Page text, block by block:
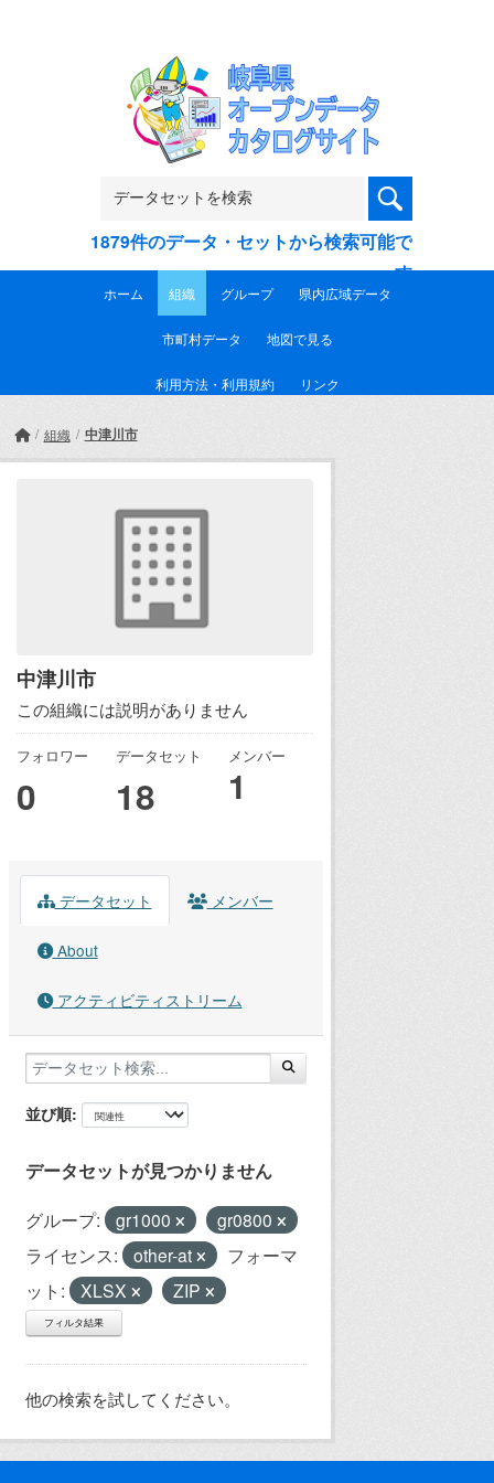
1879件のデータ・セットから検索可能で
す
ホーム 組織 グループ 県内広域データ
市町村データ 地図で見る
利用方法・利用規約 リンク
組織 中津川市
中津川市
この組織には説明がありません
フォロワー
0
データセット
18
メンバー
1
データセット メンバー
About
アクティビティストリーム
並び順
データセットが見つかりません
グループ: gr1000
gr0800
ライセンス:
other-at
フォーマ
ット:
XLSX ZIP
フィルタ結果
他の検索を試してください。